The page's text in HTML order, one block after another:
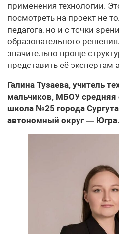
применения технологии.
посмотреть на проект не
педагога, но и с точки
образовательного
значительно проще
представить её экспертам
Галина Тузаева, учитель
мальчиков, МБОУ средняя
школа №25 города
автономный округ — Югра.